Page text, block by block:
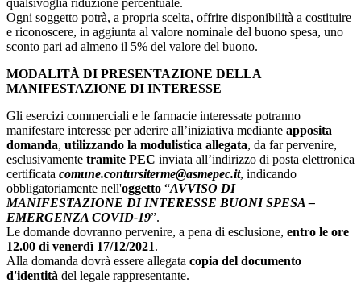
qualsivoglia riduzione percentuale.
Ogni soggetto potrà, a propria scelta, offrire disponibilità a costituire
e riconoscere, in aggiunta al valore nominale del buono spesa, uno
sconto pari ad almeno il 5% del valore del buono.
MODALITÀ DI PRESENTAZIONE DELLA
MANIFESTAZIONE DI INTERESSE
Gli esercizi commerciali e le farmacie interessate potranno
manifestare interesse per aderire all’iniziativa mediante apposita
domanda, utilizzando la modulistica allegata, da far pervenire,
esclusivamente tramite PEC inviata all’indirizzo di posta elettronica
certificata comune.contursiterme@asmepec.it, indicando
obbligatoriamente nell'oggetto “AVVISO DI
MANIFESTAZIONE DI INTERESSE BUONI SPESA –
EMERGENZA COVID-19”.
Le domande dovranno pervenire, a pena di esclusione, entro le ore
12.00 di venerdì 17/12/2021.
Alla domanda dovrà essere allegata copia del documento
d'identità del legale rappresentante.